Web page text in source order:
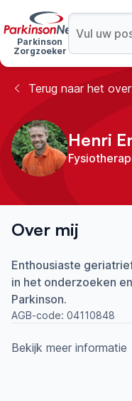
Parkinson
Zorgzoeker
Terug naar het
Henri
Over mij
Enthousiaste
in het onderzoeken
Parkinson.
AGB-code: 04110848
Bekijk meer informatie